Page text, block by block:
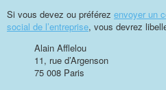
Si vous devez ou préférez envoyer un
social de l’entreprise, vous devrez
Alain Afflelou
11, rue d’Argenson
75 008 Paris